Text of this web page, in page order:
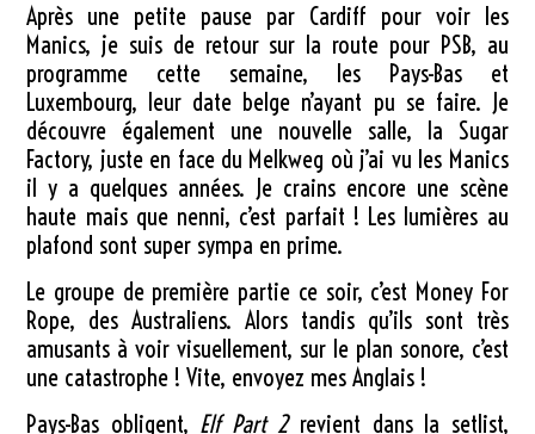
Après une petite pause par Cardiff pour voir les
Manics, je suis de retour sur la route pour PSB, au
programme cette semaine, les Pays-Bas et
Luxembourg, leur date belge n’ayant pu se faire. Je
découvre également une nouvelle salle, la Sugar
Factory, juste en face du Melkweg où j’ai vu les Manics
il y a quelques années. Je crains encore une scène
haute mais que nenni, c’est parfait ! Les lumières au
plafond sont super sympa en prime.
Le groupe de première partie ce soir, c’est Money For
Rope, des Australiens. Alors tandis qu’ils sont très
amusants à voir visuellement, sur le plan sonore, c’est
une catastrophe ! Vite, envoyez mes Anglais !
Pays-Bas obligent, Elf Part 2revient dans la setlist,